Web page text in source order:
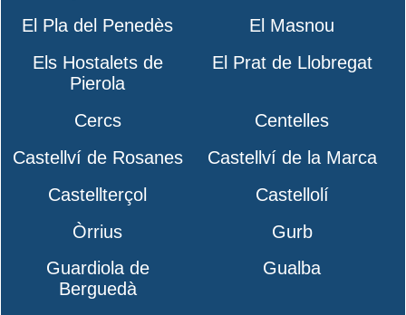
El Pla del Penedès
El Masnou
Els Hostalets de
Pierola
El Prat de Llobregat
Cercs
Centelles
Castellví de Rosanes
Castellví de la Marca
Castellterçol
Castellolí
Òrrius
Gurb
Guardiola de
Berguedà
Gualba